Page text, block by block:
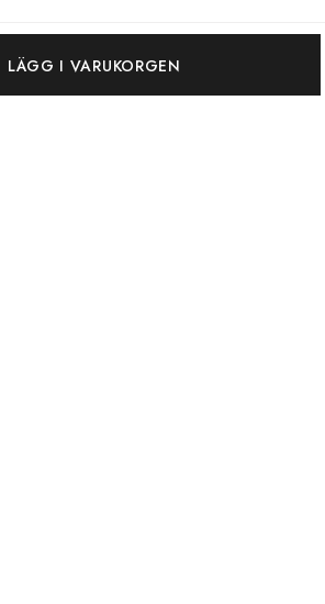
LÄGG I VARUKORGEN